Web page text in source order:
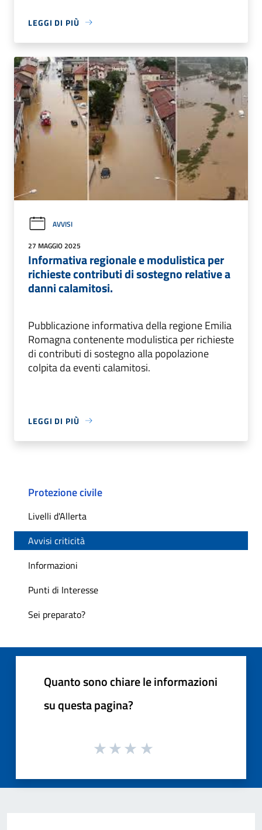
LEGGI DI PIÙ
AVVISI
27 MAGGIO 2025
Informativa regionale e modulistica per
richieste contributi di sostegno relative a
danni calamitosi.
Pubblicazione informativa della regione Emilia
Romagna contenente modulistica per richieste
di contributi di sostegno alla popolazione
colpita da eventi calamitosi.
LEGGI DI PIÙ
Protezione civile
Livelli d'Allerta
Avvisi criticità
Informazioni
Punti di Interesse
Sei preparato?
Quanto sono chiare le informazioni
su questa pagina?